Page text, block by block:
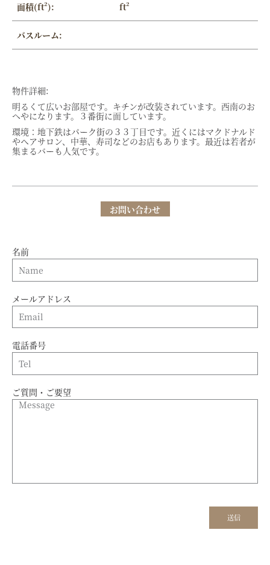
面積(ft²): ft²
バスルーム:
物件詳細:
明るくて広いお部屋です。キチンが改装されています。西南のお
へやになります。３番街に面しています。
環境：地下鉄はパーク街の３３丁目です。近くにはマクドナルド
やヘアサロン、中華、寿司などのお店もあります。最近は若者が
集まるバーも人気です。
お問い合わせ
名前
メールアドレス
電話番号
ご質問・ご要望